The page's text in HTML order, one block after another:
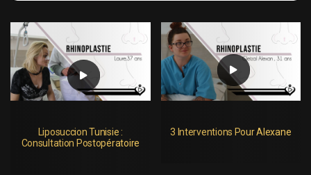
Liposuccion Tunisie :
Consultation Postopératoire
3 Interventions Pour Alexane